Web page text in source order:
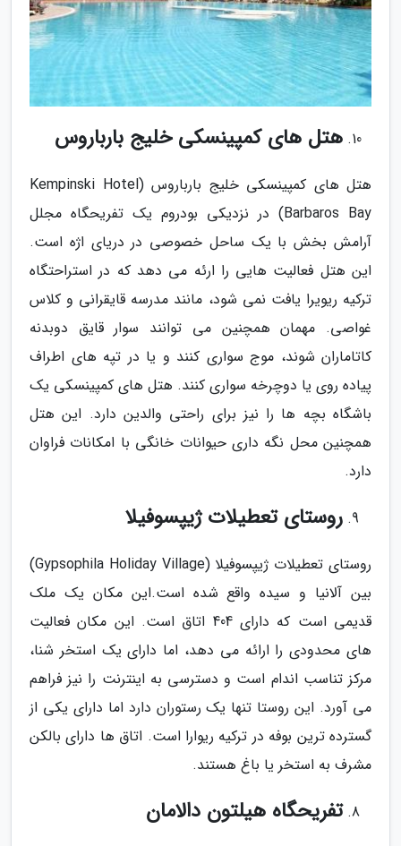
هتل های کمپینسکی خلیج بارباروس
هتل های کمپینسکی خلیج بارباروس (Kempinski Hotel
Barbaros Bay) در نزدیکی بودروم یک تفریحگاه مجلل
آرامش بخش با یک ساحل خصوصی در دریای اژه است.
این هتل فعالیت هایی را ارئه می دهد که در استراحتگاه
ترکیه ریویرا یافت نمی شود، مانند مدرسه قایقرانی و کلاس
غواصی. مهمان همچنین می توانند سوار قایق دوبدنه
کاتاماران شوند، موج سواری کنند و یا در تپه های اطراف
پیاده روی یا دوچرخه سواری کنند. هتل های کمپینسکی یک
باشگاه بچه ها را نیز برای راحتی والدین دارد. این هتل
همچنین محل نگه داری حیوانات خانگی با امکانات فراوان
دارد.
روستای تعطیلات ژیپسوفیلا
روستای تعطیلات ژیپسوفیلا (Gypsophila Holiday Village)
بین آلانیا و سیده واقع شده است.این مکان یک ملک
قدیمی است که دارای 404 اتاق است. این مکان فعالیت
های محدودی را ارائه می دهد، اما دارای یک استخر شنا،
مرکز تناسب اندام است و دسترسی به اینترنت را نیز فراهم
می آورد. این روستا تنها یک رستوران دارد اما دارای یکی از
گسترده ترین بوفه در ترکیه ریوارا است. اتاق ها دارای بالکن
مشرف به استخر یا باغ هستند.
تفریحگاه هیلتون دالامان